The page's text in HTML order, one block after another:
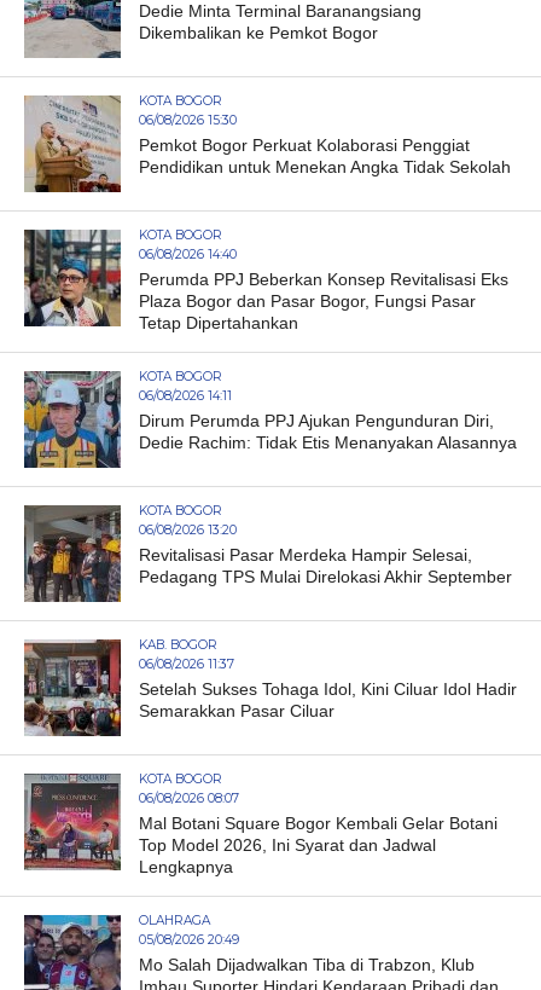
Dedie Minta Terminal Baranangsiang
Dikembalikan ke Pemkot Bogor
KOTA BOGOR
06/08/2026 15:30
Pemkot Bogor Perkuat Kolaborasi Penggiat
Pendidikan untuk Menekan Angka Tidak Sekolah
KOTA BOGOR
06/08/2026 14:40
Perumda PPJ Beberkan Konsep Revitalisasi Eks
Plaza Bogor dan Pasar Bogor, Fungsi Pasar
Tetap Dipertahankan
KOTA BOGOR
06/08/2026 14:11
Dirum Perumda PPJ Ajukan Pengunduran Diri,
Dedie Rachim: Tidak Etis Menanyakan Alasannya
KOTA BOGOR
06/08/2026 13:20
Revitalisasi Pasar Merdeka Hampir Selesai,
Pedagang TPS Mulai Direlokasi Akhir September
KAB. BOGOR
06/08/2026 11:37
Setelah Sukses Tohaga Idol, Kini Ciluar Idol Hadir
Semarakkan Pasar Ciluar
KOTA BOGOR
06/08/2026 08:07
Mal Botani Square Bogor Kembali Gelar Botani
Top Model 2026, Ini Syarat dan Jadwal
Lengkapnya
OLAHRAGA
05/08/2026 20:49
Mo Salah Dijadwalkan Tiba di Trabzon, Klub